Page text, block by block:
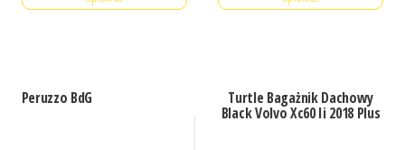
Peruzzo BdG Turtle Bagażnik Dachowy
Black Volvo Xc60 Ii 2018 Plus